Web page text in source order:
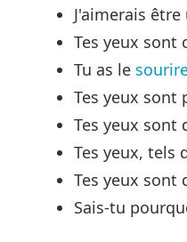
J'aimerais
Tes yeux sont
Tu as le
Tes yeux sont
Tes yeux sont
Tes yeux, tels
Tes yeux sont
Sais-tu